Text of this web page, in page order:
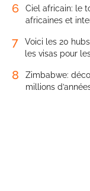
6
Ciel africain: le
africaines et
7
Voici les 20
les visas pour
8
Zimbabwe:
millions